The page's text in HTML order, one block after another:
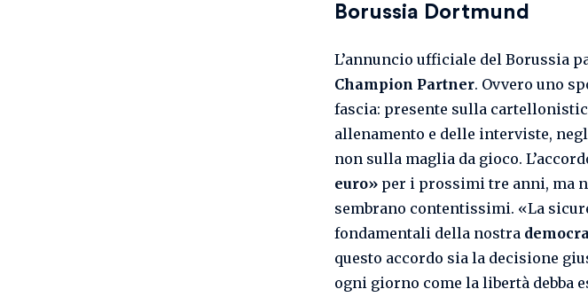
Borussia Dortmund
L’annuncio ufficiale del Borussia
Champion Partner. Ovvero uno
fascia: presente sulla
allenamento e delle interviste,
non sulla maglia da gioco.
euro» per i prossimi tre anni, ma
sembrano contentissimi. «La
fondamentali della nostra
questo accordo sia la decisione
ogni giorno come la libertà debba